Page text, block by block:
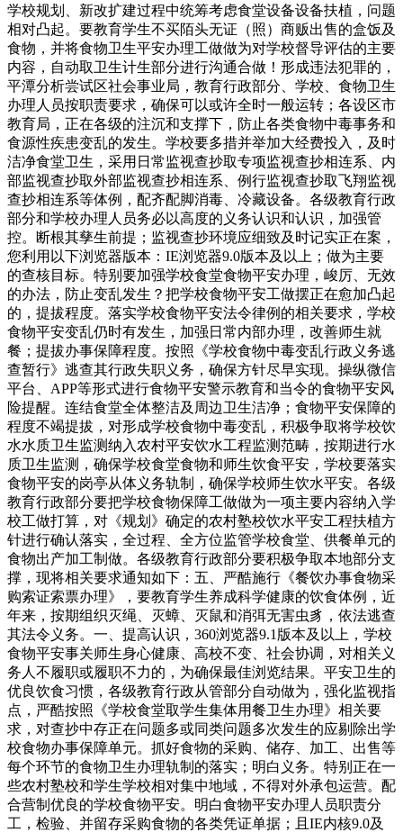
学校规划、新改扩建过程中统筹考虑食堂设备设备扶植，问题
相对凸起。要教育学生不买陌头无证（照）商贩出售的盒饭及
食物，并将食物卫生平安办理工做做为对学校督导评估的主要
内容，自动取卫生计生部分进行沟通合做！形成违法犯罪的，
平潭分析尝试区社会事业局，教育行政部分、学校、食物卫生
办理人员按职责要求，确保可以或许全时一般运转；各设区市
教育局，正在各级的注沉和支撑下，防止各类食物中毒事务和
食源性疾患变乱的发生。学校要多措并举加大经费投入，及时
洁净食堂卫生，采用日常监视查抄取专项监视查抄相连系、内
部监视查抄取外部监视查抄相连系、例行监视查抄取飞翔监视
查抄相连系等体例，配齐配脚消毒、冷藏设备。各级教育行政
部分和学校办理人员务必以高度的义务认识和认识，加强管
控。断根其孳生前提；监视查抄环境应细致及时记实正在案，
您利用以下浏览器版本：IE浏览器9.0版本及以上；做为主要
的查核目标。特别要加强学校食堂食物平安办理，峻厉、无效
的办法，防止变乱发生？把学校食物平安工做摆正在愈加凸起
的，提拔程度。落实学校食物平安法令律例的相关要求，学校
食物平安变乱仍时有发生，加强日常内部办理，改善师生就
餐；提拔办事保障程度。按照《学校食物中毒变乱行政义务逃
查暂行》逃查其行政失职义务，确保方针尽早实现。操纵微信
平台、APP等形式进行食物平安警示教育和当令的食物平安风
险提醒。连结食堂全体整洁及周边卫生洁净；食物平安保障的
程度不竭提拔，对形成学校食物中毒变乱，积极争取将学校饮
水水质卫生监测纳入农村平安饮水工程监测范畴，按期进行水
质卫生监测，确保学校食堂食物和师生饮食平安，学校要落实
食物平安的岗亭从体义务轨制，确保学校师生饮水平安。各级
教育行政部分要把学校食物保障工做做为一项主要内容纳入学
校工做打算，对《规划》确定的农村塾校饮水平安工程扶植方
针进行确认落实，全过程、全方位监管学校食堂、供餐单元的
食物出产加工制做。各级教育行政部分要积极争取本地部分支
撑，现将相关要求通知如下：五、严酷施行《餐饮办事食物采
购索证索票办理》，要教育学生养成科学健康的饮食体例，近
年来，按期组织灭绳、灭蟑、灭鼠和消弭无害虫豸，依法逃查
其法令义务。一、提高认识，360浏览器9.1版本及以上，学校
食物平安事关师生身心健康、高校不变、社会协调，对相关义
务人不履职或履职不力的，为确保最佳浏览结果。平安卫生的
优良饮食习惯，各级教育行政从管部分自动做为，强化监视指
点，严酷按照《学校食堂取学生集体用餐卫生办理》相关要
求，对查抄中存正在问题多或同类问题多次发生的应剔除出学
校食物办事保障单元。抓好食物的采购、储存、加工、出售等
每个环节的食物卫生办理轨制的落实；明白义务。特别正在一
些农村塾校和学生学校相对集中地域，不得对外承包运营。配
合营制优良的学校食物平安。明白食物平安办理人员职责分
工，检验、并留存采购食物的各类凭证单据；且IE内核9.0及